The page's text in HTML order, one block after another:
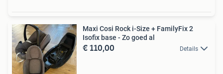
Maxi Cosi Rock i-Size + FamilyFix 2
Isofix base - Zo goed al
€ 110,00 Details